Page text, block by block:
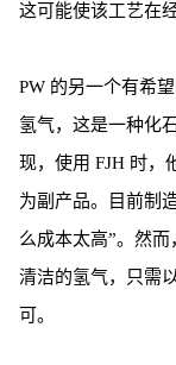
这可能使该工艺在
PW 的另一个有希
氢气，这是一种化
现，使用 FJH 时，
为副产品。目前制
么成本太高”。然
清洁的氢气，只需
可。